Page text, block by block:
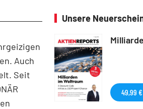
Auch
Seit
Unsere
49,99 €